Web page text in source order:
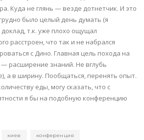
Куда не глянь — везде дотнетчик. И это
было целый день думать (я
т.к. уже плохо ощущал
расстроен, что так и не набрался
с Дино. Главная цель похода на
расширение знаний. Не вглубь
а в ширину. Пообщаться, перенять опыт.
еды, могу сказать, что с
я бы на подобную конференцию
киев конференция